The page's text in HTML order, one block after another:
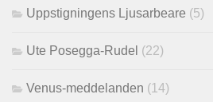
Uppstigningens Ljusarbeare (5)
Ute Posegga-Rudel (22)
Venus-meddelanden (14)